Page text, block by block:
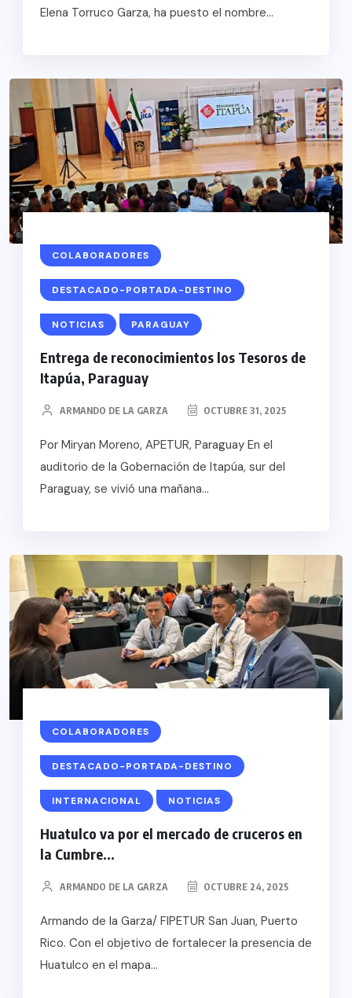
Elena Torruco Garza, ha puesto el nombre...
COLABORADORES
DESTACADO-PORTADA-DESTINO
NOTICIAS PARAGUAY
Entrega de reconocimientos los Tesoros de
Itapúa, Paraguay
ARMANDO DE LA GARZA OCTUBRE 31, 2025
Por Miryan Moreno, APETUR, Paraguay En el
auditorio de la Gobernación de Itapúa, sur del
Paraguay, se vivió una mañana...
COLABORADORES
DESTACADO-PORTADA-DESTINO
INTERNACIONAL NOTICIAS
Huatulco va por el mercado de cruceros en
la Cumbre...
ARMANDO DE LA GARZA OCTUBRE 24, 2025
Armando de la Garza/ FIPETUR San Juan, Puerto
Rico. Con el objetivo de fortalecer la presencia de
Huatulco en el mapa...